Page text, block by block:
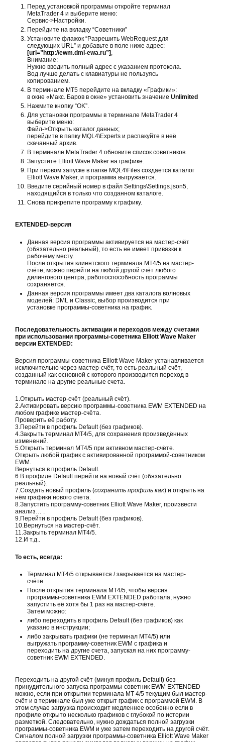
Перед установкой программы откройте терминал
MetaTrader 4 и выберите меню:
Сервис->Настройки.
Перейдите на вкладку “Советники”
Установите флажок “Разрешить WebRequest для
следующих URL” и добавьте в поле ниже адрес:
[url=”http://ewm.dml-ewa.ru”] ,
Внимание:
Нужно вводить полный адрес с указанием протокола.
Вод лучше делать с клавиатуры не пользуясь
копированием.
В терминале MT5 перейдите на вкладку «Графики»:
в окне «Макс. Баров в окне» установить значение Unlimited
Нажмите кнопку “OK”.
Для установки программы в терминале MetaTrader 4
выберите меню:
Файл->Открыть каталог данных;
перейдите в папку MQL4\Experts и распакуйте в неё
скачанный архив.
В терминале MetaTrader 4 обновите список советников.
Запустите Elliott Wave Maker на графике.
При первом запуске в папке MQL4\Files создается каталог
Elliott Wave Maker, и программа выгружается.
Введите серийный номер в файл Settings\Settings.json5,
находящийся в только что созданном каталоге.
Снова прикрепите программу к графику.
EXTENDED-версия
Данная версия программы активируется на мастер-счёт
(обязательно реальный), то есть не имеет привязки к
рабочему месту.
После открытия клиентского терминала MT4/5 на мастер-
счёте, можно перейти на любой другой счёт любого
дилингового центра, работоспособность программы
сохраняется.
Данная версия программы имеет два каталога волновых
моделей: DML и Classic, выбор производится при
установке программы-советника на график.
Последовательность активации и переходов между счетами
при использовании программы-советника Elliott Wave Maker
версии EXTENDED:
Версия программы-советника Elliott Wave Maker устанавливается
исключительно через мастер-счёт, то есть реальный счёт,
созданный как основной с которого производится переход в
терминале на другие реальные счета.
1.Открыть мастер-счёт (реальный счёт).
2.Активировать версию программы-советника EWM EXTENDED на
любом графике мастер-счёта.
Проверить её работу.
3.Перейти в профиль Default (без графиков).
4.Закрыть терминал MT4/5, для сохранения произведённых
изменений.
5.Открыть терминал MT4/5 при активном мастер-счёте.
Открыть любой график с активированной программой-советником
EWM.
Вернуться в профиль Default.
6.В профиле Default перейти на новый счёт (обязательно
реальный).
7.Создать новый профиль (сохранить профиль как) и открыть на
нём графики нового счета.
8.Запустить программу-советник Elliott Wave Maker, произвести
анализ… .
9.Перейти в профиль Default (без графиков).
10.Вернуться на мастер-счёт.
11.Закрыть терминал MT4/5.
12.И т.д..
То есть, всегда:
Терминал MT4/5 открывается / закрывается на мастер-
счёте.
После открытия терминала MT4/5, чтобы версия
программы-советника EWM EXTENDED работала, нужно
запустить её хотя бы 1 раз на мастер-счёте.
Затем можно:
либо переходить в профиль Default (без графиков) как
указано в инструкции;
либо закрывать графики (не терминал MT4/5) или
выгружать программу-советник EWM с графика и
переходить на другие счета, запуская на них программу-
советник EWM EXTENDED.
Переходить на другой счёт (минуя профиль Default) без
принудительного запуска программы-советник EWM EXTENDED
можно, если при открытии терминала MT 4/5 текущим был мастер-
счёт и в терминале был уже открыт график с программой EWM. В
этом случае загрузка происходит медленнее особенно если в
профиле открыто несколько графиков с глубокой по истории
разметкой. Следовательно, нужно дождаться полной загрузки
программы-советника EWM и уже затем переходить на другой счёт.
Сигналом полной загрузки программы-советника Elliott Wave Maker